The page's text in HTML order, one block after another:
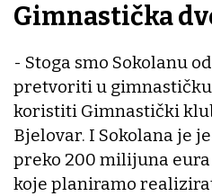
Gimnastička
- Stoga smo Sokolanu
pretvoriti u
koristiti Gimnastički
Bjelovar. I Sokolana je
preko 200 milijuna
koje planiramo